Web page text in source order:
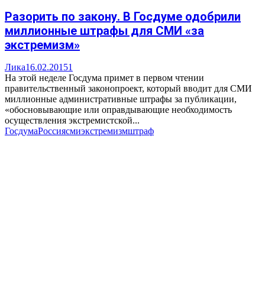
Разорить по закону. В Госдуме одобрили
миллионные штрафы для СМИ «за
экстремизм»
Лика16.02.20151
На этой неделе Госдума примет в первом чтении
правительственный законопроект, который вводит для СМИ
миллионные административные штрафы за публикации,
«обосновывающие или оправдывающие необходимость
осуществления экстремистской...
ГосдумаРоссиясмиэкстремизмштраф